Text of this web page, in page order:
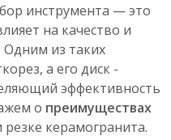
инструмента — это
на качество и
Одним из таких
а его диск -
эффективность
о преимуществах
резке керамогранита.